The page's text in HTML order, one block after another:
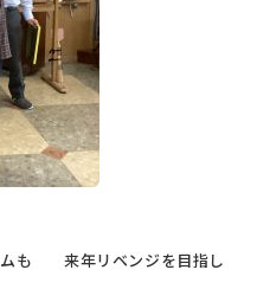
ムも 来年リベンジを目指し